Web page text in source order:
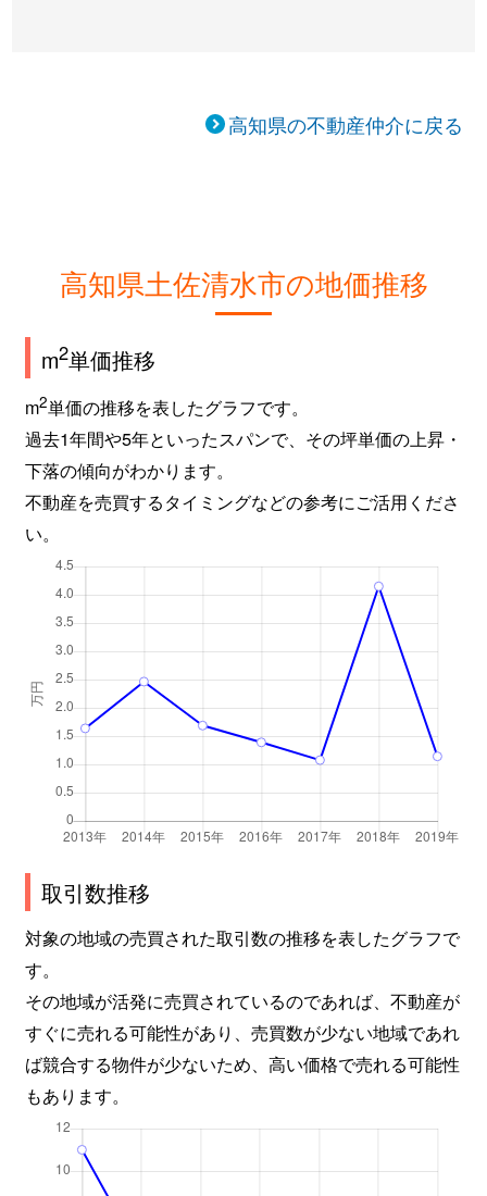
高知県の不動産仲介に戻る
高知県土佐清水市の地価推移
m2単価推移
m2単価の推移を表したグラフです。
過去1年間や5年といったスパンで、その坪単価の上昇・
下落の傾向がわかります。
不動産を売買するタイミングなどの参考にご活用くださ
い。
取引数推移
対象の地域の売買された取引数の推移を表したグラフで
す。
その地域が活発に売買されているのであれば、不動産が
すぐに売れる可能性があり、売買数が少ない地域であれ
ば競合する物件が少ないため、高い価格で売れる可能性
もあります。